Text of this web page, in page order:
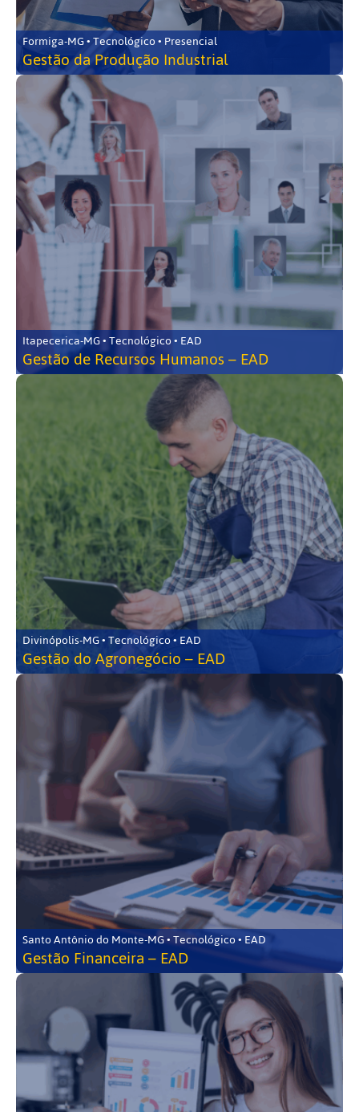
Formiga-MG • Tecnológico • Presencial
Gestão da Produção Industrial
Itapecerica-MG • Tecnológico • EAD
Gestão de Recursos Humanos – EAD
Divinópolis-MG • Tecnológico • EAD
Gestão do Agronegócio – EAD
Santo Antônio do Monte-MG • Tecnológico • EAD
Gestão Financeira – EAD